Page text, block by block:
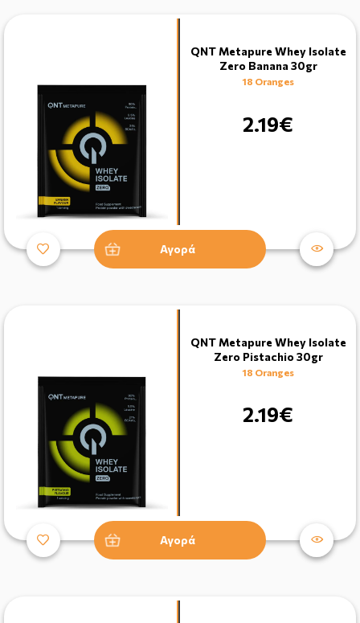
QNT Metapure Whey Isolate
Zero Banana 30gr
18 Oranges
2.19€
Αγορά
QNT Metapure Whey Isolate
Zero Pistachio 30gr
18 Oranges
2.19€
Αγορά